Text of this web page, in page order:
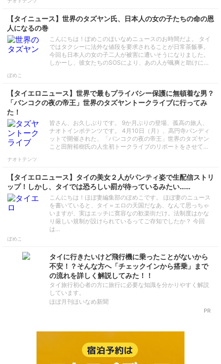
【タイニュース】世界のタズヤン氏、日本人の女の子たちの命の恩
人になるの巻
こんにちは！ぽめこのほいなめニュースのお時間だよ。 タイ
ではタクシーに法外な値段を要求されることが日常茶飯事。
今回も日本人の女の子二人が被害に遭いそうになりました。
しかーし、彼女たちのSOSにより、あの人が颯爽と助けに…
ぽめこ
【タイエロニュース】世界で最もプライバシー保護に無頓着な男？
「バンコクの夜の帝王」世界のタズヤントークライブに行ってみ
た！
皆さん、お久しぶりです。 9か月ぶりの登場、孤高の旅人、
ナオトインポテンツです。 4月10日（月）、高円寺パンディ
ットで開催された、「バンコクの夜の帝王」世界のタズヤン
こと田附裕樹氏の人生初トークライブのリポートをさせて…
ナオトテンツ
【タイエロニュース】タイの美女２人がパンティ姿で生配信ストリ
ップ！しかし、タイでは恐ろしい罰が待っているみたい……
こんにちは！ほぼ妻編集部のぽめこです。 ほぼ妻のニュース
を書いていると、タイ＝エロの天国だなあ、なんて思っちゃ
いますが、実はエッチに寛容なの歓楽街だけ。法制度はかな
り厳しい規制が設けられているってご存知でしたか？ 今回
は…
ぽめこ
タイに行きたいけど飛行機に乗ったことがないから
不安！？そんな方へ「チェックインから搭乗」まで
の流れを詳しく解説してみた！！
タイ旅行初心者の方に旅行に必要な知識を分かりやすく解説
しています。
ほぼ月刊ほいなめ新聞
PR